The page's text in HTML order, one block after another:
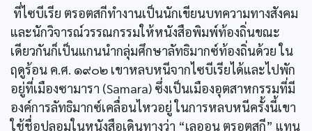
ที่ไซบีเรีย ตรอตสกีทำงานเป็นนักเขียนบทความทางสังคม
และนักวิจารณ์วรรณกรรมให้หนังสือพิมพ์ท้องถิ่นขณะ
เดียวกันก็เป็นแกนนำกลุ่มศึกษาลัทธิมากซ์ท้องถิ่นด้วย ใน
ฤดูร้อน ค.ศ. ๑๙๐๒ เขาหลบหนีจากไซบีเรียได้และไปพัก
อยู่ที่เมืองซามารา (Samara) ซึ่งเป็นเมืองอุตสาหกรรมที่มี
องค์การลัทธิมากซ์เคลื่อนไหวอยู่ ในการหลบหนีครั้งนี้เขา
ใช้ชื่อปลอมในหนังสือเดินทางว่า “เลออน ตรอตสกี” แทน